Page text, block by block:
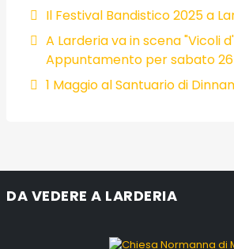
Il Festival Bandistico 2025 a
A Larderia va in scena "Vicoli
Appuntamento per sabato
1 Maggio al Santuario di
DA VEDERE A LARDERIA